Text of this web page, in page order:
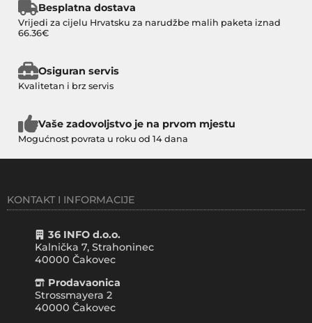
Besplatna dostava
Vrijedi za cijelu Hrvatsku za narudžbe malih paketa iznad
66.36€
Osiguran servis
Kvalitetan i brz servis
Vaše zadovoljstvo je na prvom mjestu
Mogućnost povrata u roku od 14 dana
KONTAKT I INFORMACIJE
36 INFO d.o.o.
Kalnička 7, Strahoninec
40000 Čakovec
Prodavaonica
Strossmayera 2
40000 Čakovec